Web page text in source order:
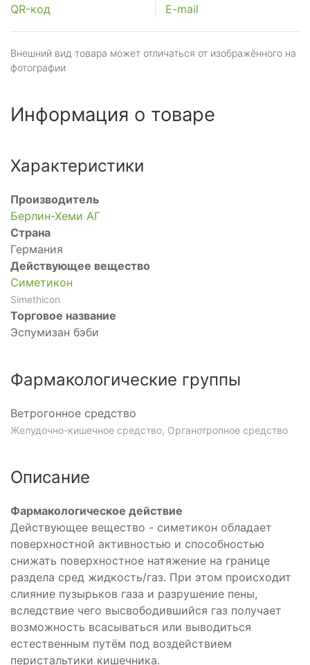
QR-код
E-mail
Внешний вид товара может отличаться от изображённого на
фотографии
Информация о товаре
Характеристики
Производитель
Берлин-Хеми АГ
Страна
Германия
Действующее вещество
Симетикон
Simethicon
Торговое название
Эспумизан бэби
Фармакологические группы
Ветрогонное средство
Желудочно-кишечное средство, Органотропное средство
Описание
Фармакологическое действие
Действующее вещество - симетикон обладает
поверхностной активностью и способностью
снижать поверхностное натяжение на границе
раздела сред жидкость/газ. При этом происходит
слияние пузырьков газа и разрушение пены,
вследствие чего высвободившийся газ получает
возможность всасываться или выводиться
естественным путём под воздействием
перистальтики кишечника.